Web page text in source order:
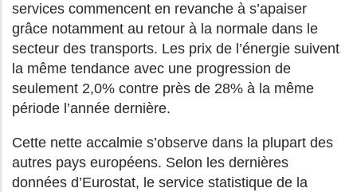
services commencent en revanche à s’apaiser
grâce notamment au retour à la normale dans le
secteur des transports. Les prix de l’énergie suivent
la même tendance avec une progression de
seulement 2,0% contre près de 28% à la même
période l’année dernière.
Cette nette accalmie s’observe dans la plupart des
autres pays européens. Selon les dernières
données d’Eurostat, le service statistique de la